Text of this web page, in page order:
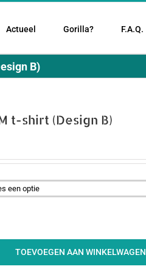
Actueel Gorilla? F.A.Q.
B)
t-shirt (Design B)
TOEVOEGEN AAN WINKELWAGEN